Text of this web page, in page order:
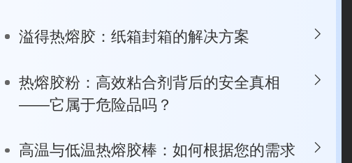
溢得热熔胶：纸箱封箱的解决方案
热熔胶粉：高效粘合剂背后的安全真相
——它属于危险品吗？
高温与低温热熔胶棒：如何根据您的需求